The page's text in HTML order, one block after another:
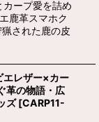
ープ愛を詰め
鹿革スマホク
された鹿の皮
エレザー×カー
革の物語・広
ズ [CARP11-